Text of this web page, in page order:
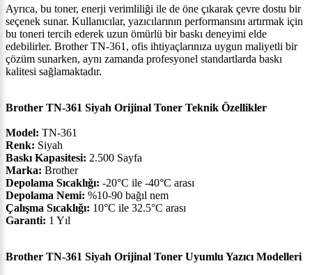
Ayrıca, bu toner, enerji verimliliği ile de öne çıkarak çevre dostu bir
seçenek sunar. Kullanıcılar, yazıcılarının performansını artırmak için
bu toneri tercih ederek uzun ömürlü bir baskı deneyimi elde
edebilirler. Brother TN-361, ofis ihtiyaçlarınıza uygun maliyetli bir
çözüm sunarken, aynı zamanda profesyonel standartlarda baskı
kalitesi sağlamaktadır.
Brother TN-361 Siyah Orijinal Toner Teknik Özellikler
Model: TN-361
Renk: Siyah
Baskı Kapasitesi: 2.500 Sayfa
Marka: Brother
Depolama Sıcaklığı: -20°C ile -40°C arası
Depolama Nemi: %10-90 bağıl nem
Çalışma Sıcaklığı: 10°C ile 32.5°C arası
Garanti: 1 Yıl
Brother TN-361 Siyah Orijinal Toner Uyumlu Yazıcı Modelleri